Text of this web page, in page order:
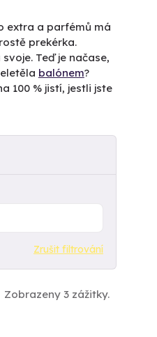
extra a parfémů má
prekérka.
Teď je načase,
balónem?
100 % jistí, jestli jste
Zrušit filtrování
Zobrazeny 3 zážitky.